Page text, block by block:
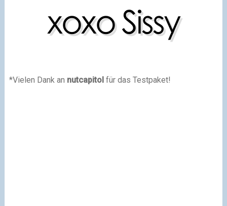
*Vielen Dank an nutcapitolfür das Testpaket!